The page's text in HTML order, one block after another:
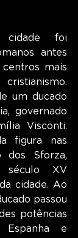
foi
antes
mais
um ducado
governado
Visconti.
figura nas
dos Sforza,
século XV
cidade. Ao
passou
potências
Espanha e